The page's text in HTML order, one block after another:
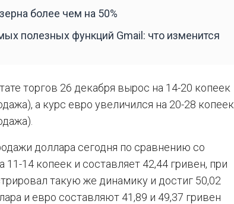
более чем на 50%
полезных функций Gmail: что изменится
торгов 26 декабря вырос на 14-20 копеек
а курс евро увеличился на 20-28 копеек
доллара сегодня по сравнению со
14 копеек и составляет 42,44 гривен, при
такую же динамику и достиг 50,02
и евро составляют 41,89 и 49,37 гривен